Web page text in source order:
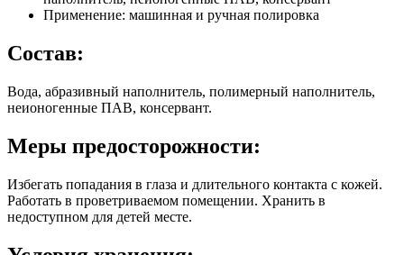
Применение: машинная и ручная полировка
Состав:
Вода, абразивный наполнитель, полимерный наполнитель,
неионогенные ПАВ, консервант.
Меры предосторожности:
Избегать попадания в глаза и длительного контакта с кожей.
Работать в проветриваемом помещении. Хранить в
недоступном для детей месте.